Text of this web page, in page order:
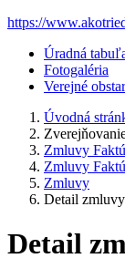
https://
Úradná
Fotogaléria
Verejné
Úvodná
Zmluvy
Zmluvy
Zmluvy
Detail
Detail